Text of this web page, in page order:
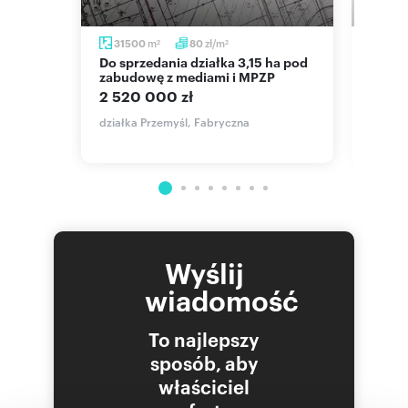
31500 m2 80zł/m2
Do sprzedania działka 3,15 ha pod
zabudowę z mediami i MPZP
2 520 000 zł
działka Przemyśl, Fabryczna
Wyślij
wiadomość
To najlepszy
sposób, aby
właściciel